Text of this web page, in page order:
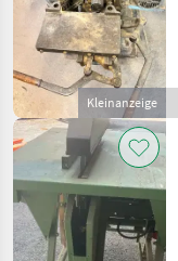
Kleinanzeige